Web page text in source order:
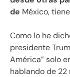
de México,
Como lo he
presidente
América” solo
hablando de